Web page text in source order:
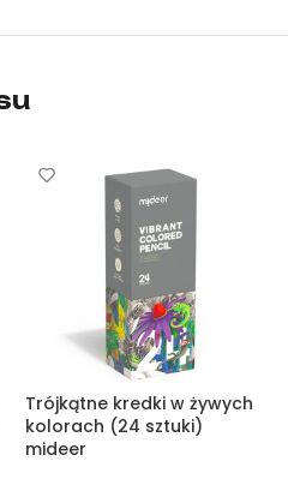
– Impreza Małej
– Impreza Małej
Trójkątne kredki w żywych
kolorach (24 sztuki)
mideer